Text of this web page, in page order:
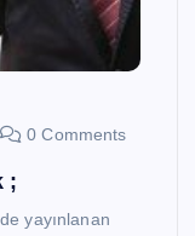
0 Comments
;
yayınlanan